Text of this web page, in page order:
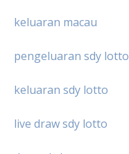
keluaran macau
pengeluaran sdy lotto
keluaran sdy lotto
live draw sdy lotto